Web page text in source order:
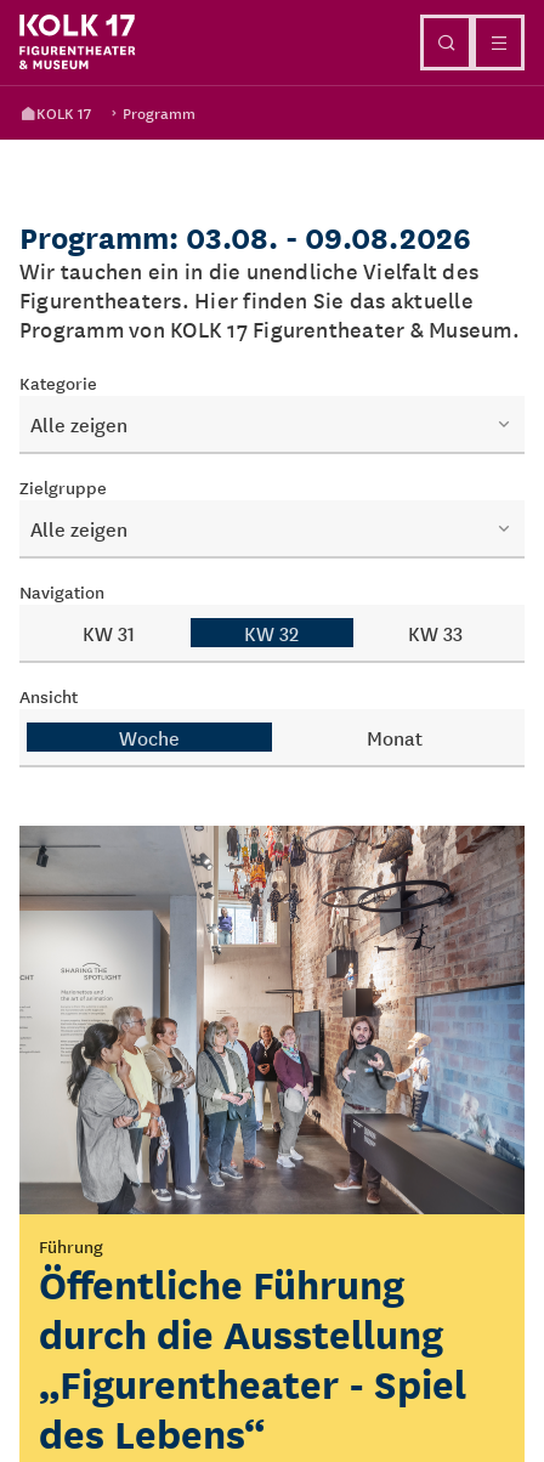
KOLK 17 Programm
Programm: 03.08. - 09.08.2026
Wir tauchen ein in die unendliche Vielfalt des
Figurentheaters. Hier finden Sie das aktuelle
Programm von KOLK 17 Figurentheater & Museum.
Kategorie
Alle zeigen
Zielgruppe
Alle zeigen
Navigation
KW 31 KW 32 KW 33
Ansicht
Woche Monat
Vermittlung
KOLK*Laberfeuer
Setzt euch mit uns ans KOLK*Laberfeuer!
Mehrere Termine
Führung
Öffentliche Führung
durch die Ausstellung
„Figurentheater - Spiel
des Lebens“